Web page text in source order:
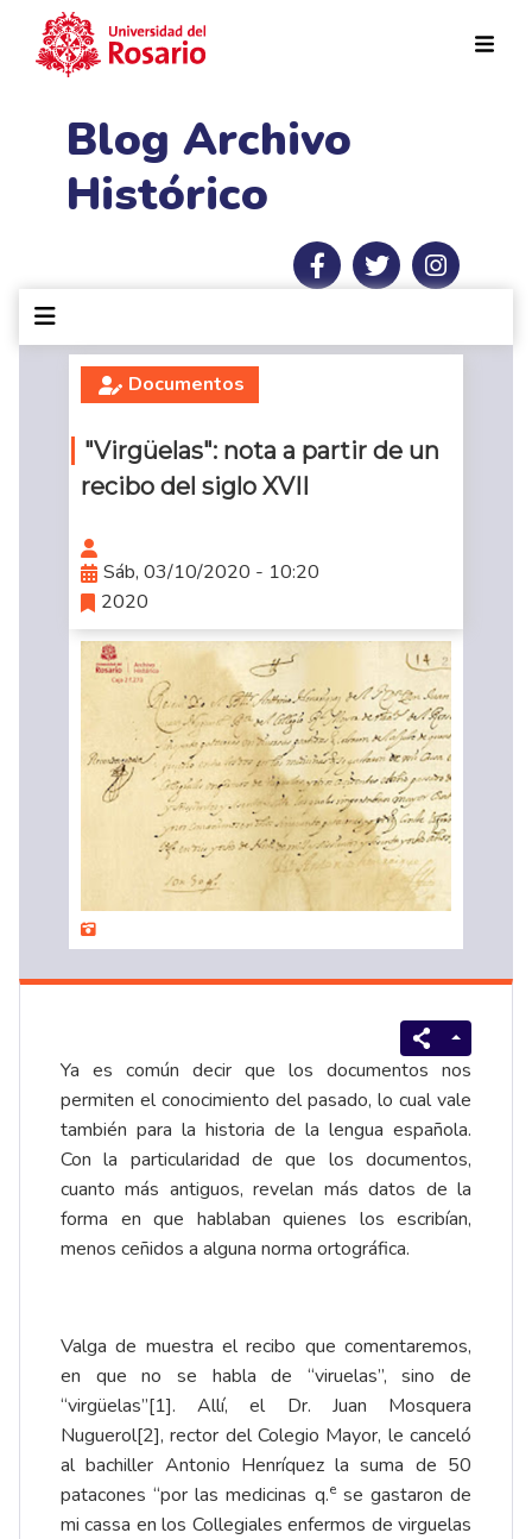
Blog Archivo
Histórico
Documentos
"Virgüelas": nota a partir de un
recibo del siglo XVII
Sáb, 03/10/2020 - 10:20
2020
Ya es común decir que los documentos nos
permiten el conocimiento del pasado, lo cual vale
también para la historia de la lengua española.
Con la particularidad de que los documentos,
cuanto más antiguos, revelan más datos de la
forma en que hablaban quienes los escribían,
menos ceñidos a alguna norma ortográfica.
Valga de muestra el recibo que comentaremos,
en que no se habla de “viruelas”, sino de
“virgüelas”[1]. Allí, el Dr. Juan Mosquera
Nuguerol[2], rector del Colegio Mayor, le canceló
al bachiller Antonio Henríquez la suma de 50
patacones “por las medicinas q.ese gastaron de
mi cassa en los Collegiales enfermos de virguelas